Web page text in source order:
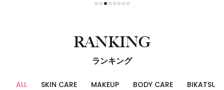
RANKING
ランキング
ALL SKIN CARE MAKEUP BODY CARE BIKATSU